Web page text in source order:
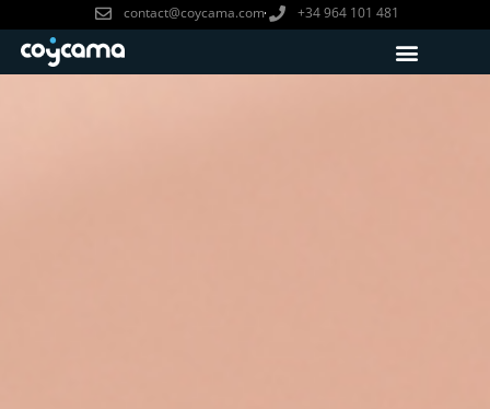
contact@coycama.com +34 964 101 481